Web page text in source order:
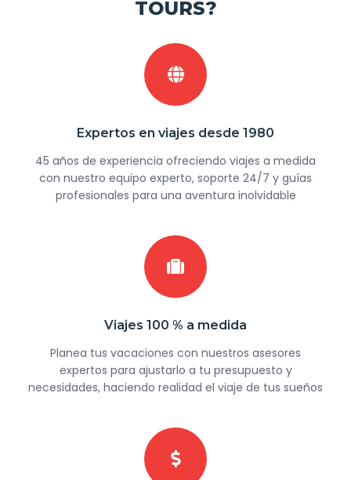
TOURS?
Expertos en viajes desde 1980
45 años de experiencia ofreciendo viajes a medida
con nuestro equipo experto, soporte 24/7 y guías
profesionales para una aventura inolvidable
Viajes 100 % a medida
Planea tus vacaciones con nuestros asesores
expertos para ajustarlo a tu presupuesto y
necesidades, haciendo realidad el viaje de tus sueños